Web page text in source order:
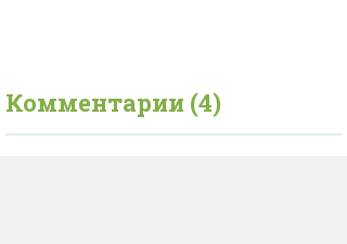
Комментарии (4)